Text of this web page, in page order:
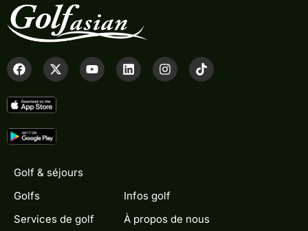
Golf & séjours
Golfs
Services de golf
Infos golf
À propos de nous